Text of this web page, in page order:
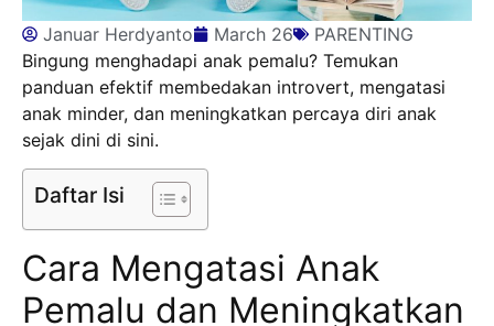
Januar Herdyanto March 26
PARENTING
Bingung menghadapi anak pemalu? Temukan
panduan efektif membedakan introvert, mengatasi
anak minder, dan meningkatkan percaya diri anak
sejak dini di sini.
Daftar Isi
Cara Mengatasi Anak
Pemalu dan Meningkatkan